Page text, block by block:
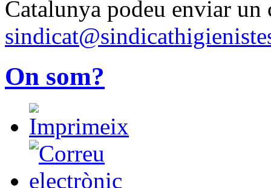
Catalunya podeu enviar un
On som?